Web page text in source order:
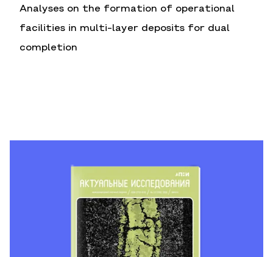
Analyses on the formation of operational
facilities in multi-layer deposits for dual
completion